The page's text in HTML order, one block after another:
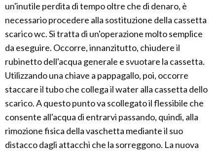
un'inutile perdita di tempo oltre che di denaro, è
necessario procedere alla sostituzione della cassetta
scarico wc. Si tratta di un'operazione molto semplice
da eseguire. Occorre, innanzitutto, chiudere il
rubinetto dell'acqua generale e svuotare la cassetta.
Utilizzando una chiave a pappagallo, poi, occorre
staccare il tubo che collega il water alla cassetta dello
scarico. A questo punto va scollegato il flessibile che
consente all'acqua di entrarvi passando, quindi, alla
rimozione fisica della vaschetta mediante il suo
distacco dagli attacchi che la sorreggono. La nuova